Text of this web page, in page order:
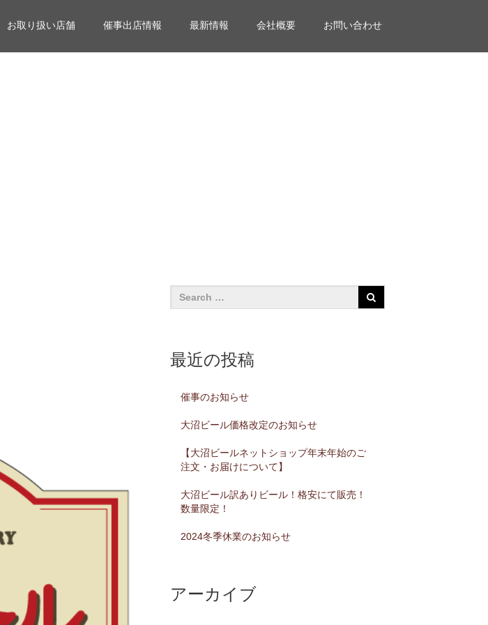
お取り扱い店舗 催事出店情報 最新情報 会社概要 お問い合わせ
最近の投稿
催事のお知らせ
大沼ビール価格改定のお知らせ
【大沼ビールネットショップ年末年始のご
注文・お届けについて】
大沼ビール訳ありビール！格安にて販売！
数量限定！
2024冬季休業のお知らせ
アーカイブ